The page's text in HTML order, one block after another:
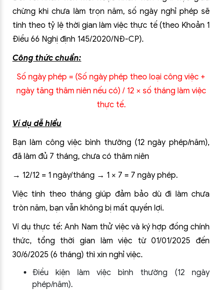
chừng khi chưa làm trọn năm, số ngày nghỉ phép sẽ
tính theo tỷ lệ thời gian làm việc thực tế (theo Khoản 1
Điều 66 Nghị định 145/2020/NĐ-CP).
Công thức chuẩn:
Số ngày phép = (Số ngày phép theo loại công việc +
ngày tăng thâm niên nếu có) / 12 × số tháng làm việc
thực tế.
Ví dụ dễ hiểu
Bạn làm công việc bình thường (12 ngày phép/năm),
đã làm đủ 7 tháng, chưa có thâm niên
→ 12/12 = 1 ngày/tháng → 1 × 7 = 7 ngày phép.
Việc tính theo tháng giúp đảm bảo dù đi làm chưa
tròn năm, bạn vẫn không bị mất quyền lợi.
Ví dụ thực tế: Anh Nam thử việc và ký hợp đồng chính
thức, tổng thời gian làm việc từ 01/01/2025 đến
30/6/2025 (6 tháng) thì xin nghỉ việc.
Điều kiện làm việc bình thường (12 ngày
phép/năm).